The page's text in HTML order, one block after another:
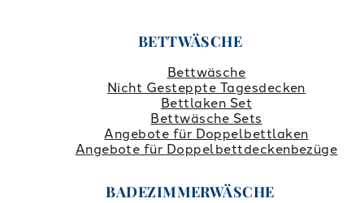
BETTWÄSCHE
Bettwäsche
Nicht Gesteppte Tagesdecken
Bettlaken Set
Bettwäsche Sets
Angebote für Doppelbettlaken
Angebote für Doppelbettdeckenbezüge
BADEZIMMERWÄSCHE